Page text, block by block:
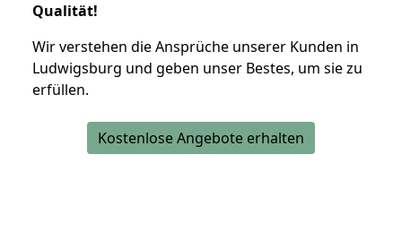
Qualität!
Wir verstehen die Ansprüche unserer Kunden in
Ludwigsburg und geben unser Bestes, um sie zu
erfüllen.
Kostenlose Angebote erhalten